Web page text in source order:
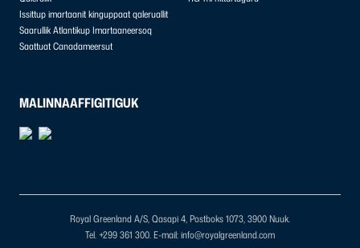
Issittup imartaanit kinguppaat qaleruallit
Saarullik Atlantikup Imartaaneersoq
Saattuat Canadameersut
MALINNAAFFIGITIGUK
Royal Greenland A/S, Qasapi 4, Postboks 1073, 3900 Nuuk.
Tel. +299 361 300.E-mail: info@royalgreenland.com